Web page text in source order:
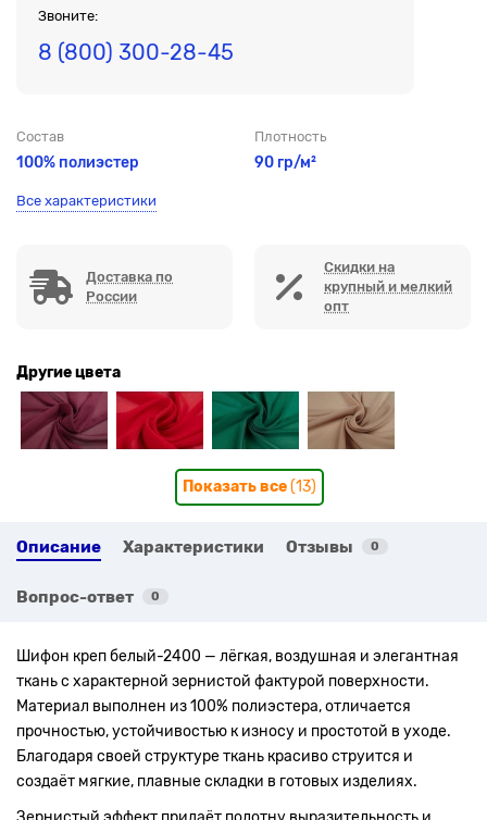
Звоните:
8 (800) 300-28-45
Состав
100% полиэстер
Плотность
90 гр/м²
Все характеристики
Доставка по
России
Скидки на
крупный и мелкий
опт
Другие цвета
Показать все(13)
Описание Характеристики Отзывы 0
Вопрос-ответ 0
Шифон креп белый-2400 — лёгкая, воздушная и элегантная
ткань с характерной зернистой фактурой поверхности.
Материал выполнен из 100% полиэстера, отличается
прочностью, устойчивостью к износу и простотой в уходе.
Благодаря своей структуре ткань красиво струится и
создаёт мягкие, плавные складки в готовых изделиях.